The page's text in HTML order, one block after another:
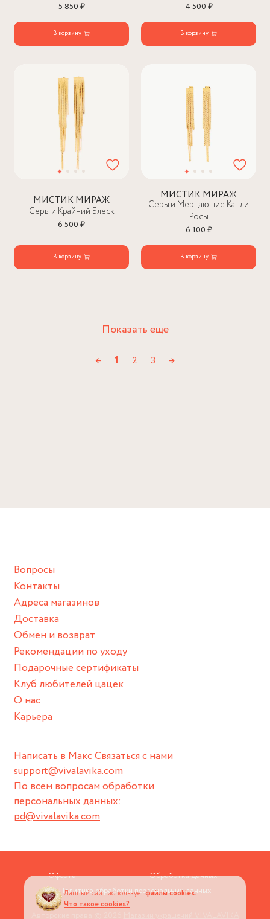
5 850 ₽
В корзину
4 500 ₽
В корзину
МИСТИК МИРАЖ
Серьги Крайний Блеск
6 500 ₽
В корзину
МИСТИК МИРАЖ
Серьги Мерцающие Капли
Росы
6 100 ₽
В корзину
Показать еще
← 1 2 3 →
Написать в МаксСвязаться с нами
support@vivalavika.com
По всем вопросам обработки
персональных данных:
pd@vivalavika.com
Вопросы
Контакты
Адреса магазинов
Доставка
Обмен и возврат
Рекомендации по уходу
Подарочные сертификаты
Клуб любителей цацек
О нас
Карьера
Оферта
Обработка данных
Политика обработки персональных данных
Данный сайт используетфайлы cookies.
Что такое cookies?